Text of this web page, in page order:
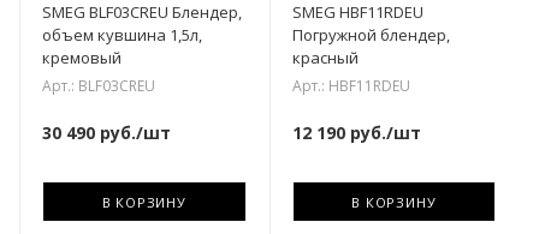
SMEG BLF03CREU Блендер,
объем кувшина 1,5л,
кремовый
Арт.: BLF03CREU
30 490 руб./шт
В КОРЗИНУ
SMEG HBF11RDEU
Погружной блендер,
красный
Арт.: HBF11RDEU
12 190руб./шт
В КОРЗИНУ